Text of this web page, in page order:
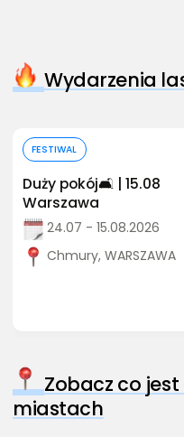
Wydarzenia
FESTIWAL
Duży pokój🛋️ | 15.08
Warszawa
24.07 - 15.08.2026
Chmury, WARSZAWA
Zobacz co
miastach